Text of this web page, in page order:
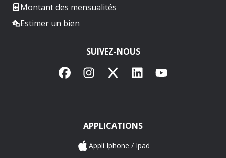
Montant des mensualités
Estimer un bien
SUIVEZ-NOUS
FacebookInstagram
X LinkedInYouTube
APPLICATIONS
Appli Iphone / Ipad